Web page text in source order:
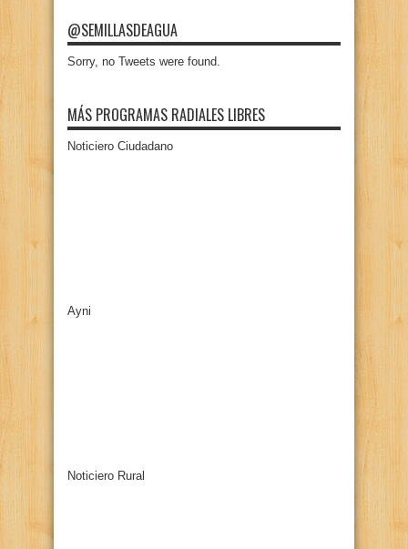
@SEMILLASDEAGUA
Sorry, no Tweets were found.
MÁS PROGRAMAS RADIALES LIBRES
Noticiero Ciudadano
Ayni
Noticiero Rural